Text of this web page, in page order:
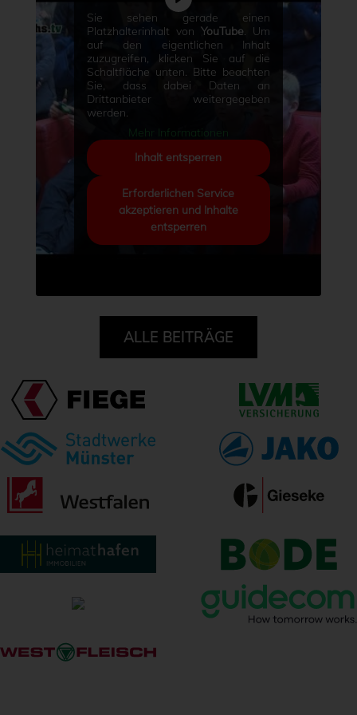
Sie sehen gerade einen
Platzhalterinhalt vonYouTube. Um
auf den eigentlichen Inhalt
zuzugreifen, klicken Sie auf die
Schaltfläche unten. Bitte beachten
Sie, dass dabei Daten an
Drittanbieter weitergegeben
werden.
Mehr Informationen
Inhalt entsperren
Erforderlichen Service
akzeptieren und Inhalte
entsperren
ALLE BEITRÄGE